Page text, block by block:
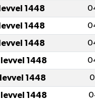
1448
1448
1448
1448
1448
1448